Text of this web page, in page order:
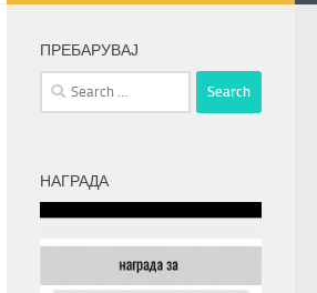
ПРЕБАРУВАЈ
Search
for:
НАГРАДА